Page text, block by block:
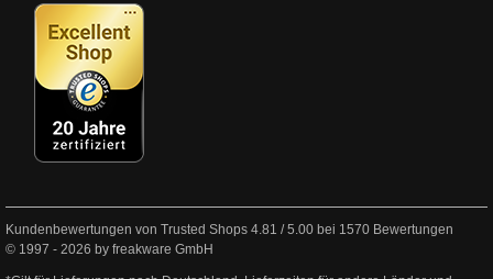
Kundenbewertungen von Trusted Shops 4.81 /5.00 bei 1570 Bewertungen
© 1997 - 2026 by freakware GmbH